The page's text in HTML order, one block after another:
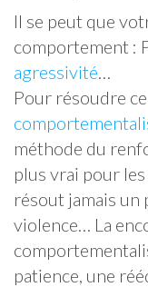
Il se peut que
comportement :
agressivité
Pour résoudre
méthode du
plus vrai pour
résout jamais un
violence… La
patience, une